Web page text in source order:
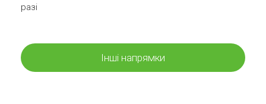
разі
Інші напрямки